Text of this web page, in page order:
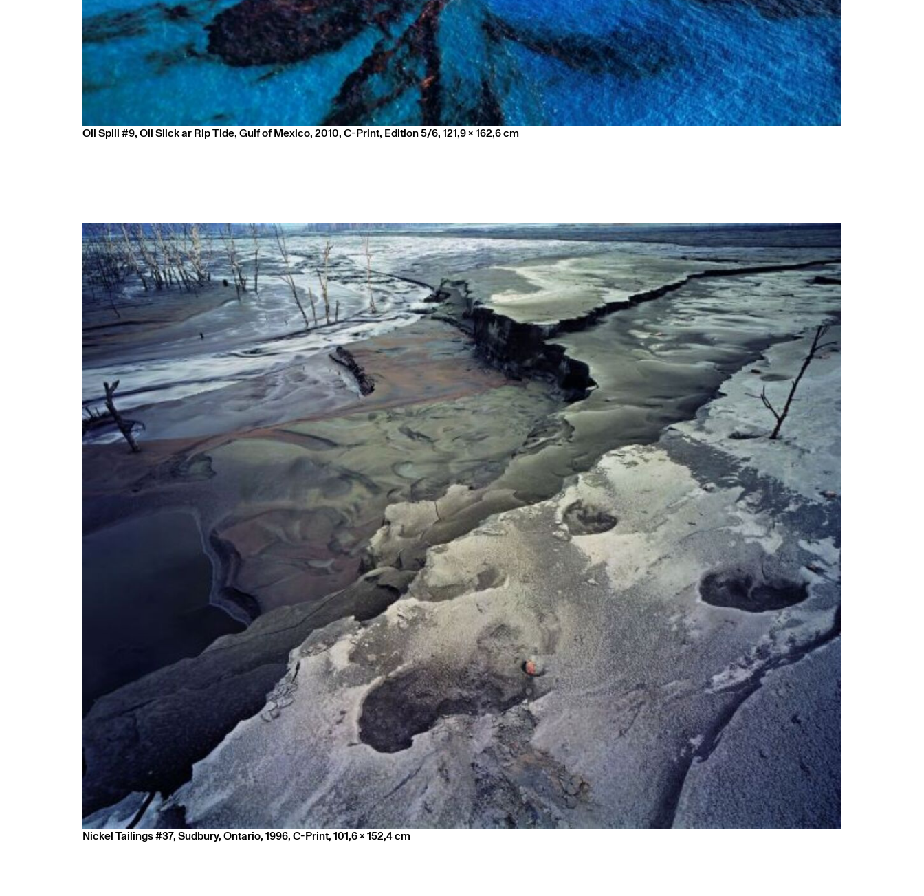
Oil Spill #9, Oil Slick ar Rip Tide, Gulf of Mexico, 2010, C-Print, Edition 5/6, 121,9 x 162,6 cm
Nickel Tailings #37, Sudbury, Ontario, 1996, C-Print, 101,6 x 152,4 cm